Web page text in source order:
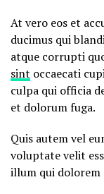
At vero eos et
ducimus qui
atque corrupti
sint occaecati
culpa qui officia
et dolorum fuga.
Quis autem vel
voluptate velit
illum qui